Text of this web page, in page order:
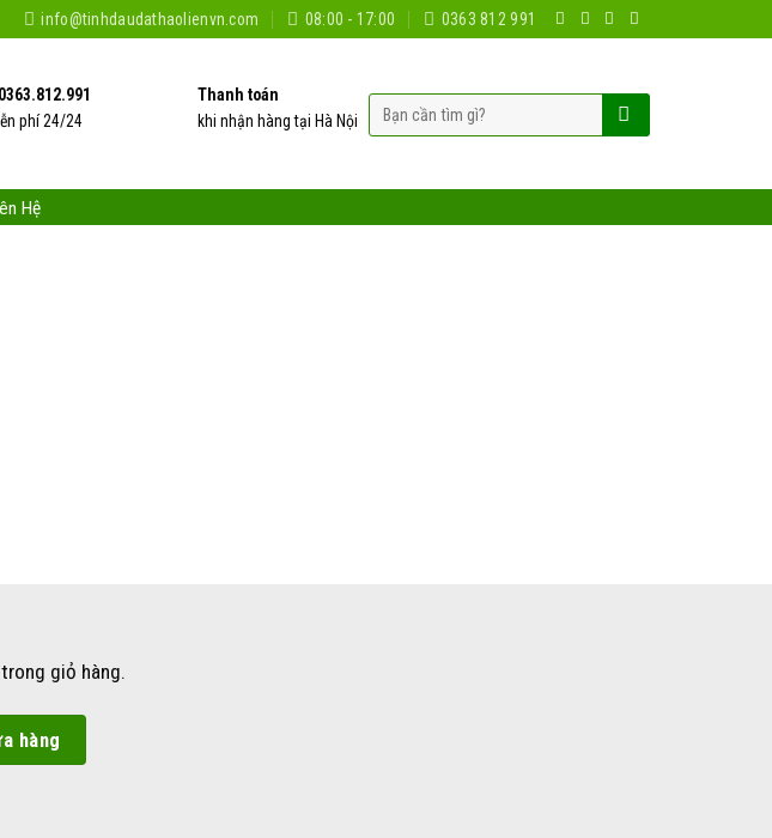
info@tinhdaudathaolienvn.com 08:00 - 17:00 0363 812 991
phí 24/24
Thanh toán
khi nhận hàng tại Hà Nội
Tìm
kiếm:
Hệ
giỏ hàng.
hàng